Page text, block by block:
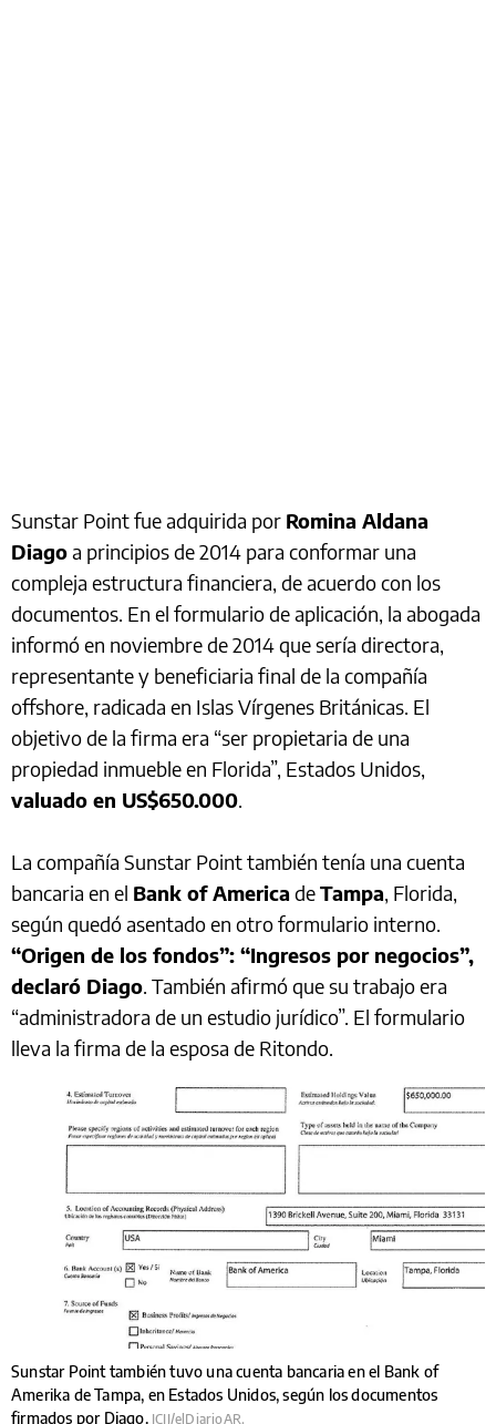
Sunstar Point fue adquirida por Romina Aldana
Diagoa principios de 2014 para conformar una
compleja estructura financiera, de acuerdo con los
documentos. En el formulario de aplicación, la abogada
informó en noviembre de 2014 que sería directora,
representante y beneficiaria final de la compañía
offshore, radicada en Islas Vírgenes Británicas. El
objetivo de la firma era “ser propietaria de una
propiedad inmueble en Florida”, Estados Unidos,
valuado en US$650.000.
La compañía Sunstar Point también tenía una cuenta
bancaria en el Bank of America deTampa, Florida,
según quedó asentado en otro formulario interno.
“Origen de los fondos”: “Ingresos por negocios”,
declaró Diago. También afirmó que su trabajo era
“administradora de un estudio jurídico”. El formulario
lleva la firma de la esposa de Ritondo.
Sunstar Point también tuvo una cuenta bancaria en el Bank of
Amerika de Tampa, en Estados Unidos, según los documentos
firmados por Diago. ICIJ/elDiarioAR.